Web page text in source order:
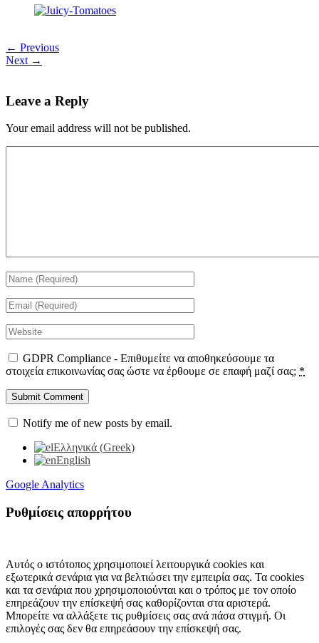
← Previous
Next →
Leave a Reply
Your email address will not be published.
GDPR Compliance - Επιθυμείτε να αποθηκεύσουμε τα
στοιχεία επικοινωνίας σας ώστε να έρθουμε σε επαφή μαζί σας; *
Notify me of new posts by email.
Ελληνικά (Greek)
English
Google Analytics
Ρυθμίσεις απορρήτου
Αυτός ο ιστότοπος χρησιμοποιεί λειτουργικά cookies και
εξωτερικά σενάρια για να βελτιώσει την εμπειρία σας. Τα cookies
και τα σενάρια που χρησιμοποιούνται και ο τρόπος με τον οποίο
επηρεάζουν την επίσκεψή σας καθορίζονται στα αριστερά.
Μπορείτε να αλλάξετε τις ρυθμίσεις σας ανά πάσα στιγμή. Οι
επιλογές σας δεν θα επηρεάσουν την επίσκεψή σας.